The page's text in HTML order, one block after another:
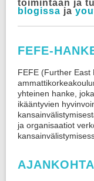
toimintaan ja
blogissa ja
FEFE-
FEFE (Further East
yhteinen hanke,
ikääntyvien
ja organisaatiot